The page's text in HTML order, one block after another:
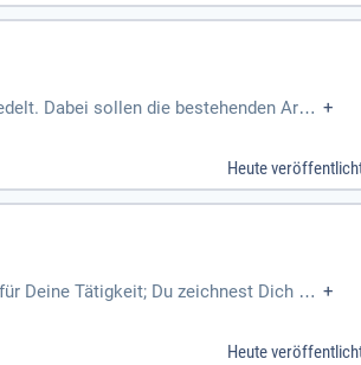
Dabei sollen die bestehenden Arbei +
Heute
Deine Tätigkeit; Du zeichnest Dich du
und Teamfähigkeit
+
Heute